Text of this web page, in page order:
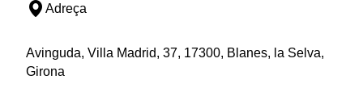
Adreça
Avinguda, Villa Madrid, 37, 17300, Blanes, la Selva,
Girona